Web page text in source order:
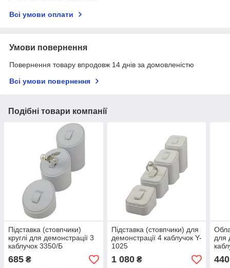
Всі умови оплати
Умови повернення
Повернення товару впродовж 14 днів за домовленістю
Всі умови повернення
Подібні товари компанії
Підставка (стовпчики)
круглі для демонстрації 3
каблучок 3350/Б
685 ₴
Підставка (стовпчики) для
демонстрації 4 каблучок Y-
1025
1 080₴
для
440